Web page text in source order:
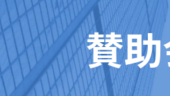
賛